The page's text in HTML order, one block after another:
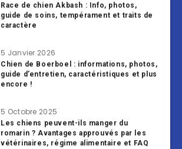
Race de chien Akbash : Info, photos,
guide de soins, tempérament et traits de
caractère
5 Janvier 2026
Chien de Boerboel : informations, photos,
guide d’entretien, caractéristiques et plus
encore !
5 Octobre 2025
Les chiens peuvent-ils manger du
romarin ? Avantages approuvés par les
vétérinaires, régime alimentaire et FAQ